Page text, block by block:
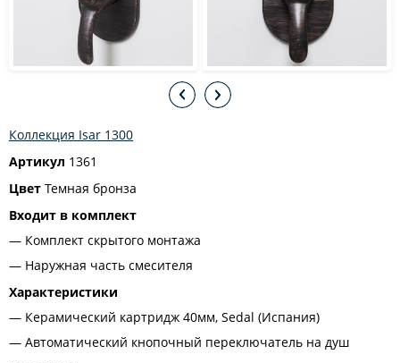
Коллекция Isar 1300
Артикул 1361
Цвет Темная бронза
Входит в комплект
Комплект скрытого монтажа
Наружная часть смесителя
Характеристики
Керамический картридж 40мм, Sedal (Испания)
Автоматический кнопочный переключатель на душ